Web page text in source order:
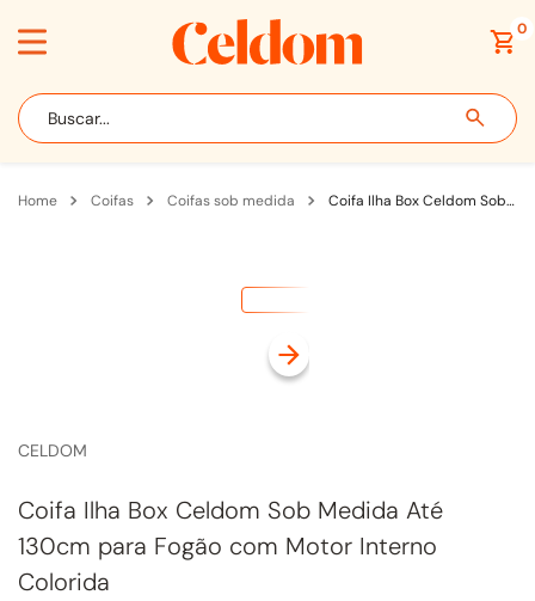
0
Buscar...
coifas coifas sob medida Coifa Ilha Box Celdom Sob Medida Até 130cm para Fogão com Motor Interno Colorida
CELDOM
Coifa Ilha Box Celdom Sob Medida Até
130cm para Fogão com Motor Interno
Colorida